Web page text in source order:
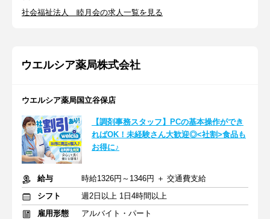
社会福祉法人 睦月会の求人一覧を見る
ウエルシア薬局株式会社
ウエルシア薬局国立谷保店
【調剤事務スタッフ】PCの基本操作ができ
ればOK！未経験さん大歓迎◎<社割>食品も
お得に♪
給与
時給1326円～1346円 ＋ 交通費支給
シフト
週2日以上 1日4時間以上
雇用形態
アルバイト・パート